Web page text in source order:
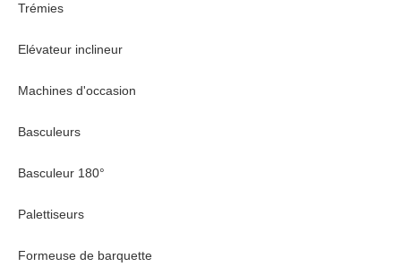
Trémies
Elévateur inclineur
Machines d'occasion
Basculeurs
Basculeur 180°
Palettiseurs
Formeuse de barquette